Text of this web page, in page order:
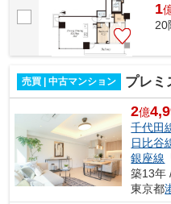
1
20
売買 | 中古マンション プレミ
2億
千代田
日比谷
銀座線
築13年
東京都